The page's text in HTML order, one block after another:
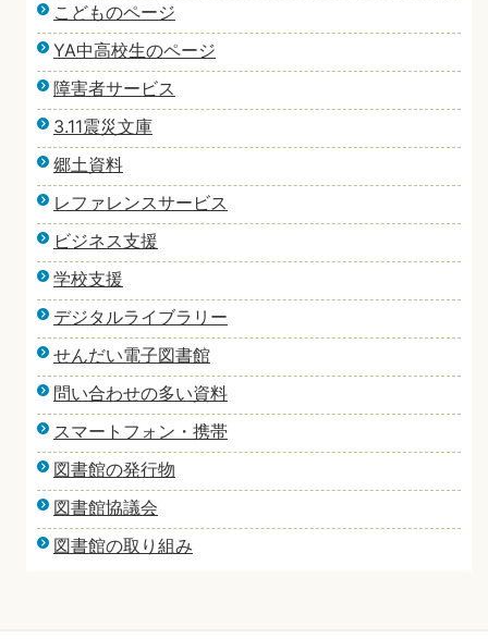
こどものページ
YA中高校生のページ
障害者サービス
3.11震災文庫
郷土資料
レファレンスサービス
ビジネス支援
学校支援
デジタルライブラリー
せんだい電子図書館
問い合わせの多い資料
スマートフォン・携帯
図書館の発行物
図書館協議会
図書館の取り組み